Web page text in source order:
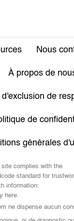
Nous
À propos de
de
de
générales
site complies with the
standard for
information:
here.
ne dispense aucun